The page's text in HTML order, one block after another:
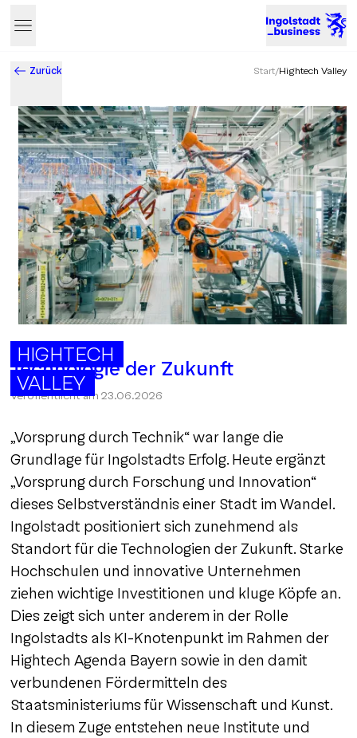
Zurück Start/Hightech Valley
Business & Innovation in Ingolstadt – Der Standort mit
HIGHTECH
VALLEY
Technologie der Zukunft
Veröffentlicht am 23.06.2026
„Vorsprung durch Technik“ war lange die
Grundlage für Ingolstadts Erfolg. Heute ergänzt
„Vorsprung durch Forschung und Innovation“
dieses Selbstverständnis einer Stadt im Wandel.
Ingolstadt positioniert sich zunehmend als
Standort für die Technologien der Zukunft. Starke
Hochschulen und innovative Unternehmen
ziehen wichtige Investitionen und kluge Köpfe an.
Dies zeigt sich unter anderem in der Rolle
Ingolstadts als KI-Knotenpunkt im Rahmen der
Hightech Agenda Bayern sowie in den damit
verbundenen Fördermitteln des
Staatsministeriums für Wissenschaft und Kunst.
In diesem Zuge entstehen neue Institute und